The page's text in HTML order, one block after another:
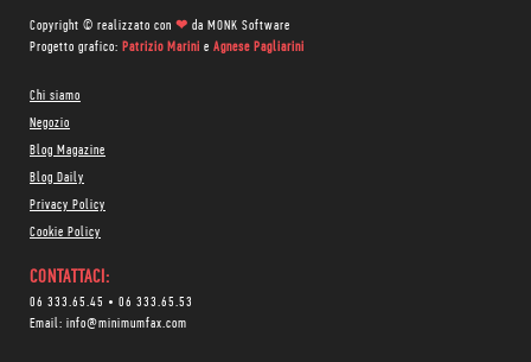
Copyright © realizzato con ❤ da MONK Software
Progetto grafico: Patrizio Marini e Agnese Pagliarini
Chi siamo
Negozio
Blog Magazine
Blog Daily
Privacy Policy
Cookie Policy
CONTATTACI:
06 333.65.45 • 06 333.65.53
Email: info@minimumfax.com